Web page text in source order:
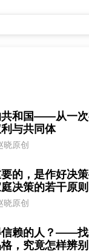
共和国——从一次
与共同体
晓原创
要的，是作好决
决策的若干原则
晓原创
信赖的人？——找
，究竟怎样辨别